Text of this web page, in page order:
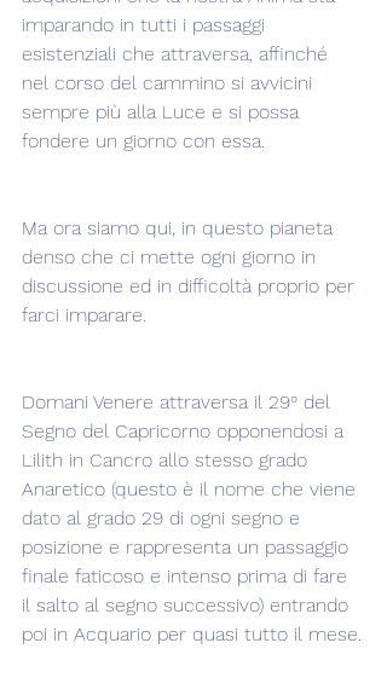
imparando in tutti i passaggi
esistenziali che attraversa, affinché
nel corso del cammino si avvicini
sempre più alla Luce e si possa
fondere un giorno con essa.
Ma ora siamo qui, in questo pianeta
denso che ci mette ogni giorno in
discussione ed in difficoltà proprio per
farci imparare.
Domani Venere attraversa il 29° del
Segno del Capricorno opponendosi a
Lilith in Cancro allo stesso grado
Anaretico (questo è il nome che viene
dato al grado 29 di ogni segno e
posizione e rappresenta un passaggio
finale faticoso e intenso prima di fare
il salto al segno successivo) entrando
poi in Acquario per quasi tutto il mese.